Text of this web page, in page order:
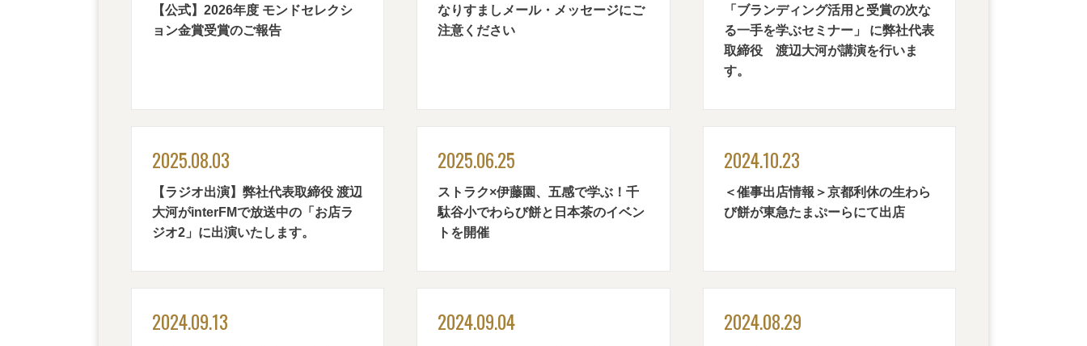
【公式】2026年度 モンドセレクシ
ョン金賞受賞のご報告
なりすましメール・メッセージにご
注意ください
「ブランディング活用と受賞の次な
る一手を学ぶセミナー」 に弊社代表
取締役 渡辺大河が講演を行いま
す。
2025.08.03
【ラジオ出演】弊社代表取締役 渡辺
大河がinterFMで放送中の「お店ラ
ジオ2」に出演いたします。
2025.06.25
ストラク×伊藤園、五感で学ぶ！千
駄谷小でわらび餅と日本茶のイベン
トを開催
2024.10.23
＜催事出店情報＞京都利休の生わら
び餅が東急たまぷーらにて出店
2024.09.13 2024.09.04 2024.08.29